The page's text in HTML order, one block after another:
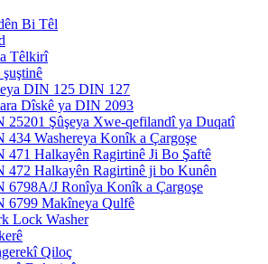
Bi Têl
Têlkirî
DIN 125 DIN 127
Dîskê ya DIN 2093
25201 Şûşeya Xwe-qefilandî ya Duqatî
434 Washereya Konîk a Çargoşe
471 Halkayên Ragirtinê Ji Bo Şaftê
472 Halkayên Ragirtinê ji bo Kunên
6798A/J Ronîya Konîk a Çargoşe
6799 Makîneya Qulfê
Lock Washer
Qiloç